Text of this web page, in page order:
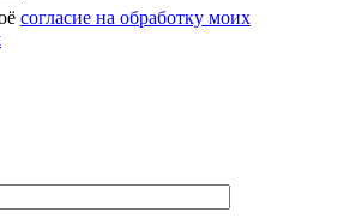
согласие на обработку моих